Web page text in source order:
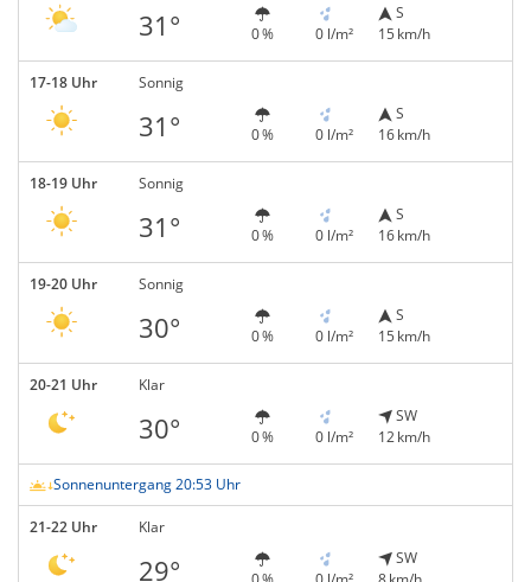
31° 0 % 0 l/m²
S
15 km/h
17-18 Uhr Sonnig
31° 0 % 0 l/m²
S
16 km/h
18-19 Uhr Sonnig
31° 0 % 0 l/m²
S
16 km/h
19-20 Uhr Sonnig
30° 0 % 0 l/m²
S
15 km/h
20-21 Uhr Klar
30° 0 % 0 l/m²
SW
12 km/h
Sonnenuntergang 20:53 Uhr
21-22 Uhr Klar
29°
SW